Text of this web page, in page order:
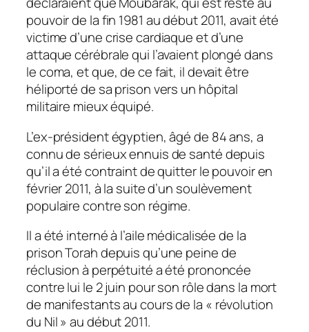
pouvoir de la fin 1981 au début 2011, avait été
victime d’une crise cardiaque et d’une
attaque cérébrale qui l’avaient plongé dans
le coma, et que, de ce fait, il devait être
héliporté de sa prison vers un hôpital
militaire mieux équipé.
L’ex-président égyptien, âgé de 84 ans, a
connu de sérieux ennuis de santé depuis
qu’il a été contraint de quitter le pouvoir en
février 2011, à la suite d’un soulèvement
populaire contre son régime.
Il a été interné à l’aile médicalisée de la
prison Torah depuis qu’une peine de
réclusion à perpétuité a été prononcée
contre lui le 2 juin pour son rôle dans la mort
de manifestants au cours de la « révolution
du Nil » au début 2011.